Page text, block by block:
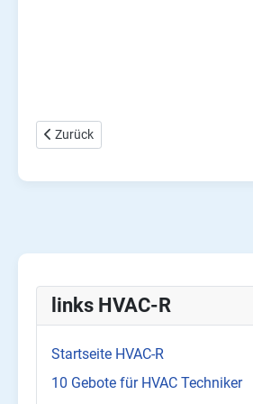
links HVAC-R
Startseite HVAC-R
10 Gebote für HVAC Techniker
Vorheriger Beitrag: 🌡️ Was beutetet
Zurück